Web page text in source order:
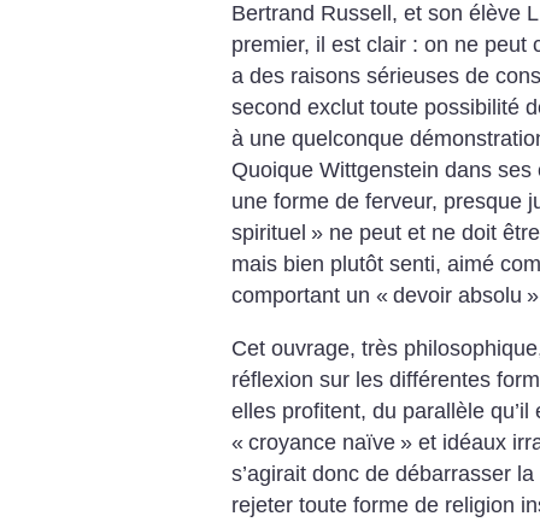
Bertrand Russell, et son élève
premier, il est clair : on ne peut
a des raisons sérieuses de
second exclut toute possibilité
à une quelconque
Quoique Wittgenstein dans
une forme de ferveur, presque
spirituel » ne peut et ne doit
mais bien plutôt senti, aimé
comportant un « devoir absolu
Cet ouvrage, très
réflexion sur les différentes
elles profitent, du parallèle qu’il
« croyance naïve » et idéaux
s’agirait donc de débarrasser
rejeter toute forme de religion